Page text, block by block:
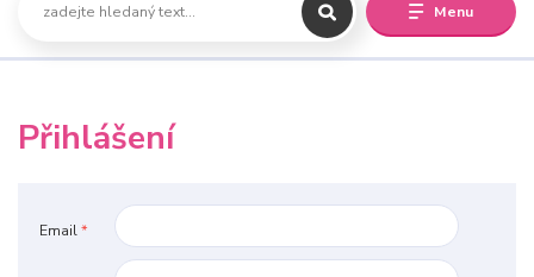
Menu
Přihlášení
Email*